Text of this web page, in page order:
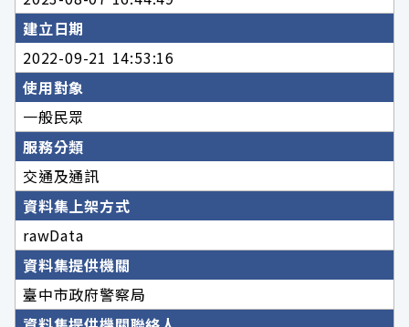
建立日期
2022-09-21 14:53:16
使用對象
一般民眾
服務分類
交通及通訊
資料集上架方式
rawData
資料集提供機關
臺中市政府警察局